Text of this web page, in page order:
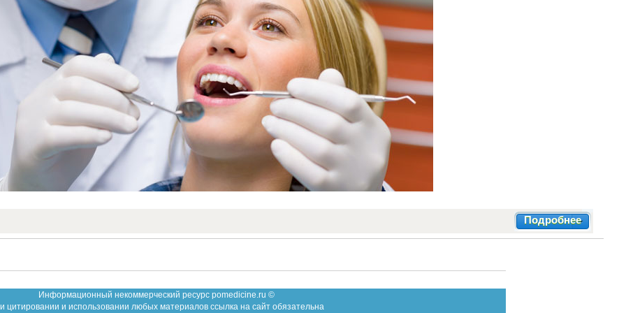
Подробнее
Информационный некоммерческий ресурс pomedicine.ru ©
цитировании и использовании любых материалов ссылка на сайт обязательна